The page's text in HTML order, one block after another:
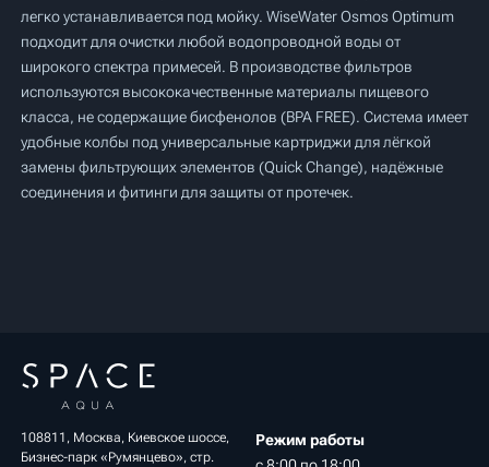
легко устанавливается под мойку. WiseWater Osmos Optimum
подходит для очистки любой водопроводной воды от
широкого спектра примесей. В производстве фильтров
используются высококачественные материалы пищевого
класса, не содержащие бисфенолов (BPA FREE). Система имеет
удобные колбы под универсальные картриджи для лёгкой
замены фильтрующих элементов (Quick Change), надёжные
соединения и фитинги для защиты от протечек.
108811, Москва, Киевское шоссе,
Бизнес-парк «Румянцево», стр.
Режим работы